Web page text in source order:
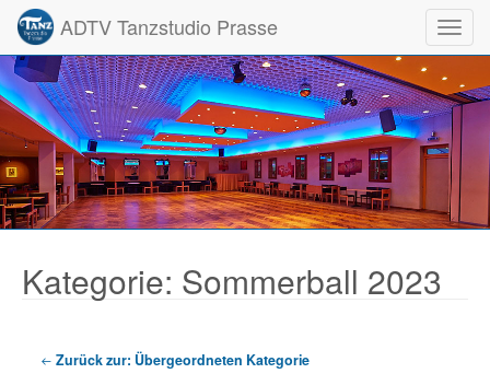
ADTV Tanzstudio Prasse
Kategorie: Sommerball 2023
Zurück zur: Übergeordneten Kategorie